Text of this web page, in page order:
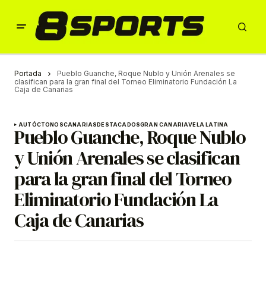
Portada
Pueblo Guanche, Roque Nublo y Unión Arenales se
clasifican para la gran final del Torneo Eliminatorio Fundación La
Caja de Canarias
AUTÓCTONOSCANARIASDESTACADOSGRAN CANARIAVELA LATINA
Pueblo Guanche, Roque Nublo
y Unión Arenales se clasifican
para la gran final del Torneo
Eliminatorio Fundación La
Caja de Canarias